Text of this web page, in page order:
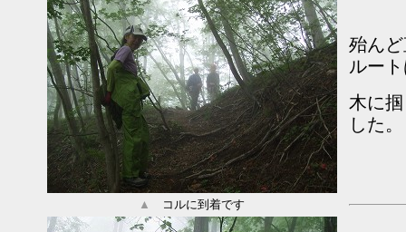
殆ん
ルー
木に
した。
▲ コルに到着です